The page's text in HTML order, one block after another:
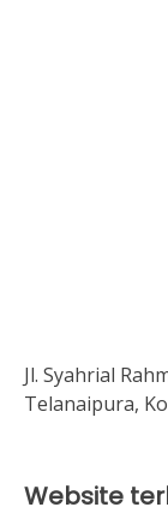
Jl. Syahrial
Telanaipura,
Website